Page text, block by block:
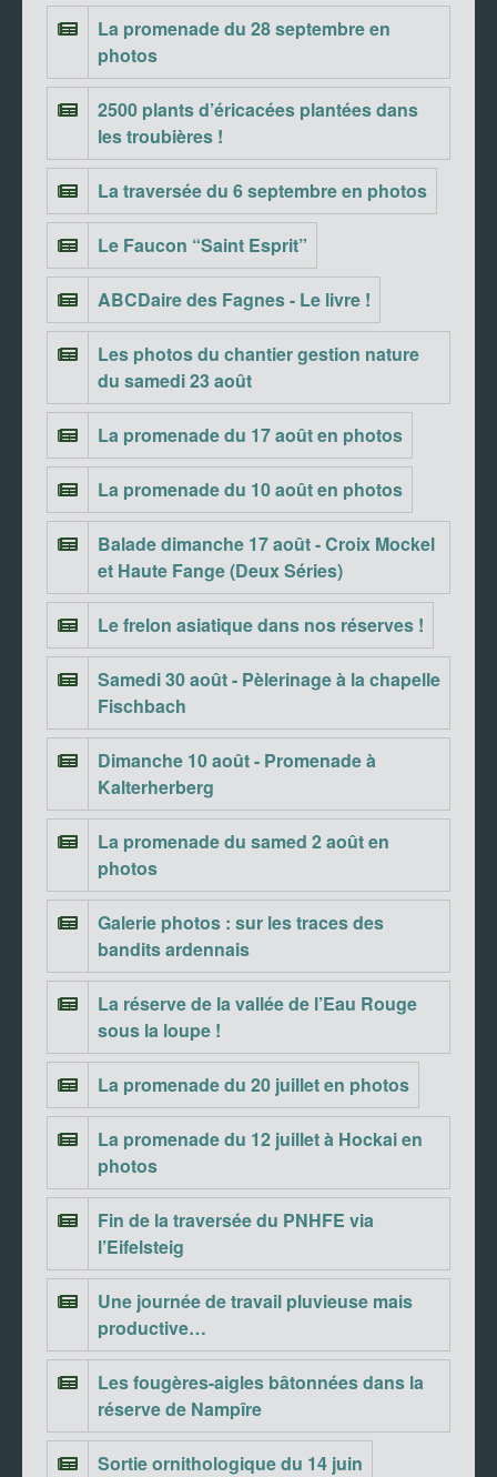
La promenade du 28 septembre en
photos
2500 plants d’éricacées plantées dans
les troubières !
La traversée du 6 septembre en photos
Le Faucon “Saint Esprit”
ABCDaire des Fagnes - Le livre !
Les photos du chantier gestion nature
du samedi 23 août
La promenade du 17 août en photos
La promenade du 10 août en photos
Balade dimanche 17 août - Croix Mockel
et Haute Fange (Deux Séries)
Le frelon asiatique dans nos réserves !
Samedi 30 août - Pèlerinage à la chapelle
Fischbach
Dimanche 10 août - Promenade à
Kalterherberg
La promenade du samed 2 août en
photos
Galerie photos : sur les traces des
bandits ardennais
La réserve de la vallée de l’Eau Rouge
sous la loupe !
La promenade du 20 juillet en photos
La promenade du 12 juillet à Hockai en
photos
Fin de la traversée du PNHFE via
l’Eifelsteig
Une journée de travail pluvieuse mais
productive…
Les fougères-aigles bâtonnées dans la
réserve de Nampîre
Sortie ornithologique du 14 juin